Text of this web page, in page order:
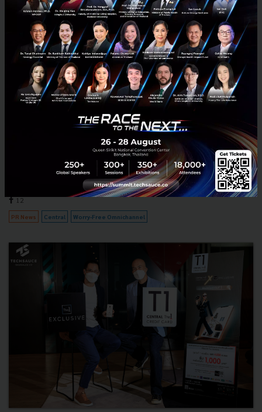
ศูนย์การค้าเซ็นทรัล เปิดแพลตฟอร์ม Worry-Free
Omnichannel ช่วยร้านค้า ลูกค้าช่วงโควิดระบาด
ศูนย์การค้าเซ็นทรัล เปิดแพลตฟอร์ม Worry-Free Omnichannel ช่วยร้าน
ค้า ลูกค้าช่วงโควิดระบาด...
Techsauce Team
12
PR News Central Worry-Free Omnichannel